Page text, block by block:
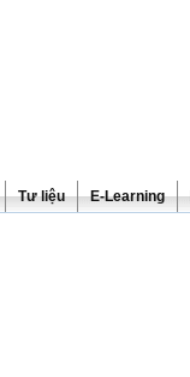
Tư liệu E-Learning